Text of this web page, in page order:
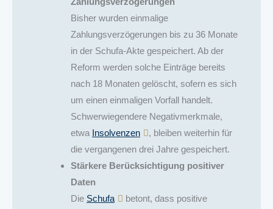
Bisher wurden einmalige
Zahlungsverzögerungen bis zu 36 Monate
in der Schufa-Akte gespeichert. Ab der
Reform werden solche Einträge bereits
nach 18 Monaten gelöscht, sofern es sich
um einen einmaligen Vorfall handelt.
Schwerwiegendere Negativmerkmale,
etwa Insolvenzen
, bleiben weiterhin für
die vergangenen drei Jahre gespeichert.
Stärkere Berücksichtigung positiver
Daten
Die Schufa
betont, dass positive